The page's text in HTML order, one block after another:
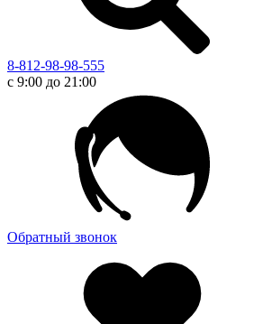
8-812-98-98-555
с 9:00 до 21:00
Обратный звонок